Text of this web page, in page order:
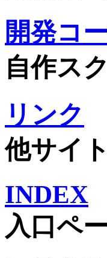
開発コ
自作ス
リンク
他サイ
INDEX
入口ペ